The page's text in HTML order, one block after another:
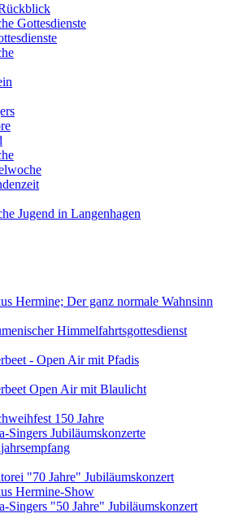
Gottesdienste
Jugend in Langenhagen
Hermine; Der ganz normale Wahnsinn
Himmelfahrtsgottesdienst
- Open Air mit Pfadis
Open Air mit Blaulicht
150 Jahre
Singers Jubiläumskonzerte
"70 Jahre" Jubiläumskonzert
Hermine-Show
Singers "50 Jahre" Jubiläumskonzert